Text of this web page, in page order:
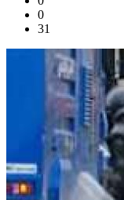
0
31